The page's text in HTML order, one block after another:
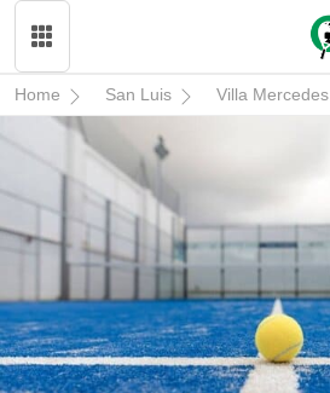
Home San Luis Villa Mercedes